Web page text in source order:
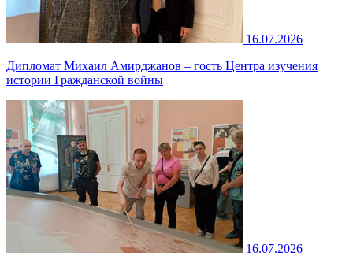
16.07.2026
Дипломат Михаил Амирджанов – гость Центра изучения
истории Гражданской войны
16.07.2026